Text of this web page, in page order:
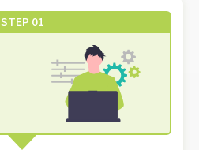
STEP 01